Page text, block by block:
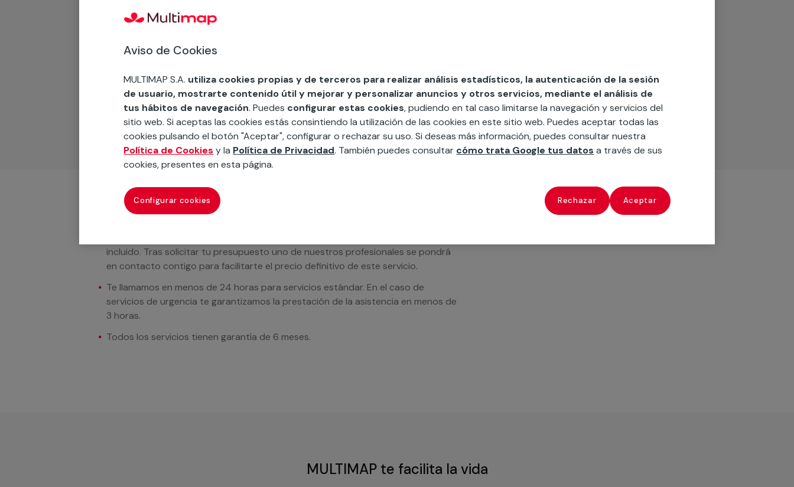
Recuerda que en MULTIMAP
Podemos ofrecer cualquier servicio a medida incluyendo todo lo que necesites:
materiales, equipamientos, electrodomésticos, etc. Cuéntanos que necesitas
cuando te llamemos.
Condiciones del servicio
incluido. Tras solicitar tu presupuesto uno de nuestros profesionales se pondrá
en contacto contigo para facilitarte el precio definitivo de este servicio.
Te llamamos en menos de 24 horas para servicios estándar. En el caso de
servicios de urgencia te garantizamos la prestación de la asistencia en menos de
3 horas.
Todos los servicios tienen garantía de 6 meses.
MULTIMAP te facilita la vida
Aviso de Cookies
MULTIMAP S.A. utiliza cookies propias y de terceros para realizar análisis estadísticos, la autenticación de la sesión
de usuario, mostrarte contenido útil y mejorar y personalizar anuncios y otros servicios, mediante el análisis de
tus hábitos de navegación. Puedes configurar estas cookies, pudiendo en tal caso limitarse la navegación y servicios del
sitio web. Si aceptas las cookies estás consintiendo la utilización de las cookies en este sitio web. Puedes aceptar todas las
cookies pulsando el botón "Aceptar", configurar o rechazar su uso. Si deseas más información, puedes consultar nuestra
Política de Cookies y la Política de Privacidad. También puedes consultar cómo trata Google tus datos a través de sus
cookies, presentes en esta página.
Configurar cookies Rechazar Aceptar